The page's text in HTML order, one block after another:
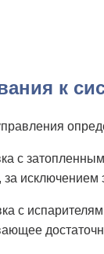
к
с
за
с